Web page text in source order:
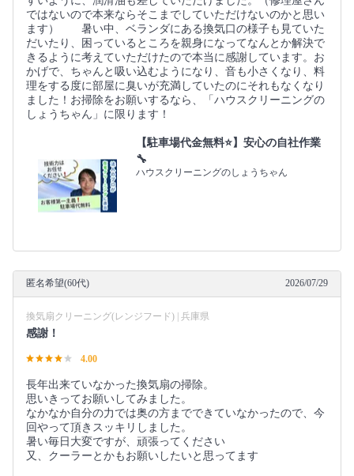
ではないので本来ならそこまでしていただけないのかと思い
ます） 暑い中、ベランダにある換気口の様子も見ていた
だいたり、困っているところを親身になってなんとか解決で
きるように考えていただけたので本当に感謝しています。お
かげで、ちゃんと吸い込むようになり、音も小さくなり、料
理をする度に部屋に臭いが充満していたのにそれもなくなり
ました！お掃除をお願いするなら、「ハウスクリーニングの
しょうちゃん」に限ります！
【駐車場代金無料⭐️】安心の自社作業
🔧
ハウスクリーニングのしょうちゃん
匿名希望(60代) 2026/07/29
換気扇クリーニング(レンジフード) | 兵庫県
感謝！
4.00
長年出来ていなかった換気扇の掃除。
思いきってお願いしてみました。
なかなか自分の力では奥の方までできていなかったので、今
回やって頂きスッキリしました。
暑い毎日大変ですが、頑張ってください
又、クーラーとかもお願いしたいと思ってます